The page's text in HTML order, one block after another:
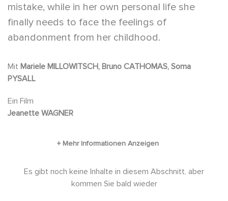
mistake, while in her own personal life she
finally needs to face the feelings of
abandonment from her childhood.
Mit
PYSALL
Ein Film
Jeanette WAGNER
Es gibt noch keine Inhalte in diesem Abschnitt, aber
kommen Sie bald wieder